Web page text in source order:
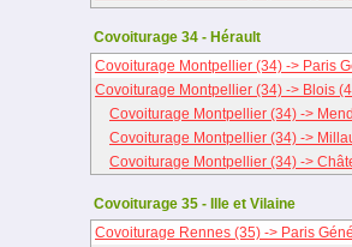
Covoiturage 34 - Hérault
Covoiturage Montpellier (34) -> Paris
Covoiturage Montpellier (34) -> Blois
Covoiturage Montpellier (34) ->
Covoiturage Montpellier (34) ->
Covoiturage Montpellier (34) ->
Covoiturage 35 - Ille et Vilaine
Covoiturage Rennes (35) -> Paris